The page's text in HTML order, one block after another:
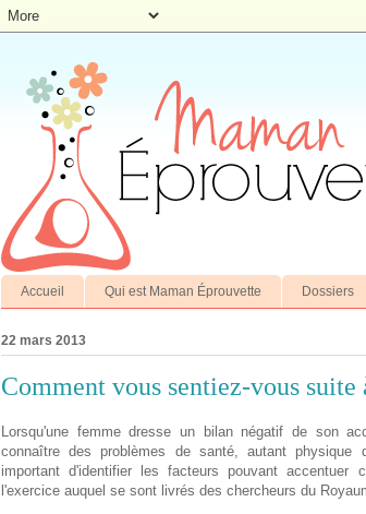
Accueil Qui est Maman Éprouvette Dossiers
22 mars 2013
Comment vous sentiez-vous suite
Lorsqu'une femme dresse un bilan négatif de son
connaître des problèmes de santé, autant
important d'identifier les facteurs pouvant
l'exercice auquel se sont livrés des chercheurs du